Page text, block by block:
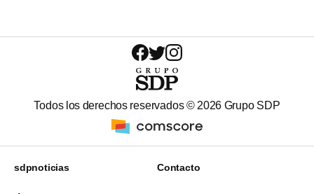
Todos los derechos reservados ©2026 Grupo SDP
sdpnoticias Contacto